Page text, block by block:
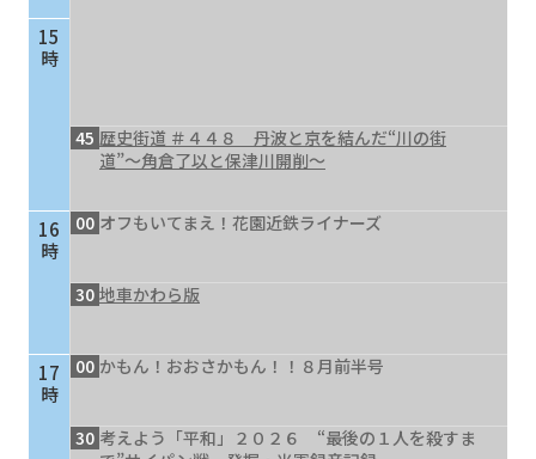
15
時
16
時
17
時
45 歴史街道 ＃４４８ 丹波と京を結んだ“川の街
道”～角倉了以と保津川開削～
00 オフもいてまえ！花園近鉄ライナーズ
30 地車かわら版
00 かもん！おおさかもん！！８月前半号
30 考えよう「平和」２０２６ “最後の１人を殺すま